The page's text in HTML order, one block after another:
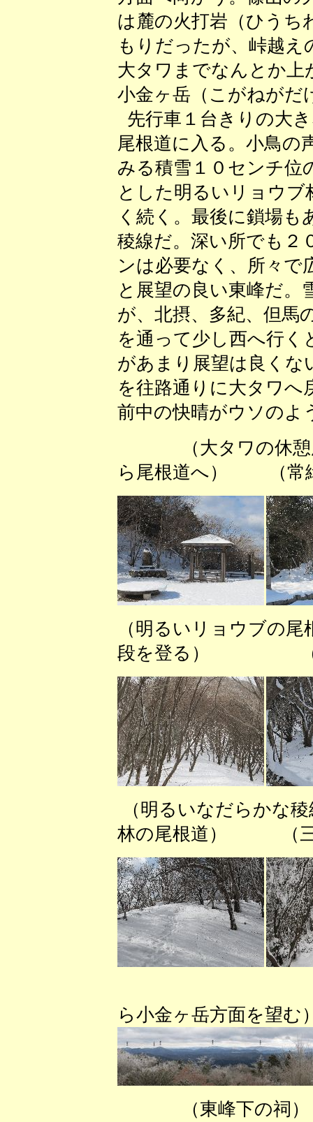
は麓の火打岩（ひうち
もりだったが、峠越
大タワまでなんとか上
小金ヶ岳（こがねがだ
先行車１台きりの大
尾根道に入る。小鳥の
みる積雪１０センチ位
とした明るいリョウ
く続く。最後に鎖場
稜線だ。深い所でも２
ンは必要なく、所々で
と展望の良い東峰だ。
が、北摂、多紀、但馬
を通って少し西へ行く
があまり展望は良くな
を往路通りに大タワへ
前中の快晴がウソのよ
（大タワの休
ら尾根道へ） （常
（明るいリョウブの
段を登る） （最
（明るいなだらかな
林の尾根道） （三
ら小金ヶ岳方面を望む
（東峰下の